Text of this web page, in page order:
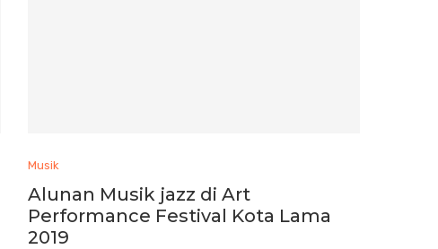
Musik
Alunan Musik jazz di Art
Performance Festival Kota Lama
2019